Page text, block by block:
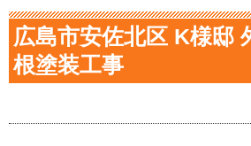
広島市安佐北区 K様邸
根塗装工事